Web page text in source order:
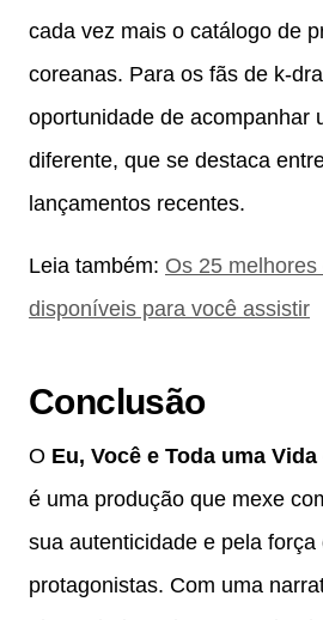
cada vez mais o catálogo de
coreanas. Para os fãs de k-
oportunidade de acompanhar
diferente, que se destaca
lançamentos recentes.
Leia também: Os 25
disponíveis para você assistir
Conclusão
O Eu, Você e Toda uma
é uma produção que mexe
sua autenticidade e pela força
protagonistas. Com uma